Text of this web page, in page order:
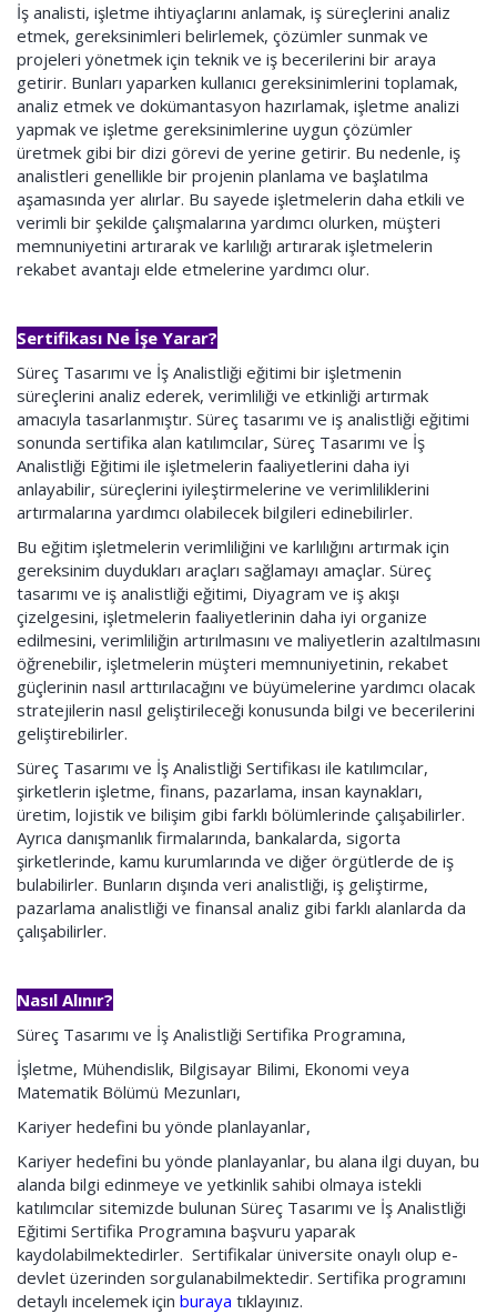
İş analisti, işletme ihtiyaçlarını anlamak, iş süreçlerini analiz
etmek, gereksinimleri belirlemek, çözümler sunmak ve
projeleri yönetmek için teknik ve iş becerilerini bir araya
getirir. Bunları yaparken kullanıcı gereksinimlerini toplamak,
analiz etmek ve dokümantasyon hazırlamak, işletme analizi
yapmak ve işletme gereksinimlerine uygun çözümler
üretmek gibi bir dizi görevi de yerine getirir. Bu nedenle, iş
analistleri genellikle bir projenin planlama ve başlatılma
aşamasında yer alırlar. Bu sayede işletmelerin daha etkili ve
verimli bir şekilde çalışmalarına yardımcı olurken, müşteri
memnuniyetini artırarak ve karlılığı artırarak işletmelerin
rekabet avantajı elde etmelerine yardımcı olur.
Sertifikası Ne İşe Yarar?
Süreç Tasarımı ve İş Analistliği eğitimi bir işletmenin
süreçlerini analiz ederek, verimliliği ve etkinliği artırmak
amacıyla tasarlanmıştır. Süreç tasarımı ve iş analistliği eğitimi
sonunda sertifika alan katılımcılar, Süreç Tasarımı ve İş
Analistliği Eğitimi ile işletmelerin faaliyetlerini daha iyi
anlayabilir, süreçlerini iyileştirmelerine ve verimliliklerini
artırmalarına yardımcı olabilecek bilgileri edinebilirler.
Bu eğitim işletmelerin verimliliğini ve karlılığını artırmak için
gereksinim duydukları araçları sağlamayı amaçlar. Süreç
tasarımı ve iş analistliği eğitimi, Diyagram ve iş akışı
çizelgesini, işletmelerin faaliyetlerinin daha iyi organize
edilmesini, verimliliğin artırılmasını ve maliyetlerin azaltılmasını
öğrenebilir, işletmelerin müşteri memnuniyetinin, rekabet
güçlerinin nasıl arttırılacağını ve büyümelerine yardımcı olacak
stratejilerin nasıl geliştirileceği konusunda bilgi ve becerilerini
geliştirebilirler.
Süreç Tasarımı ve İş Analistliği Sertifikası ile katılımcılar,
şirketlerin işletme, finans, pazarlama, insan kaynakları,
üretim, lojistik ve bilişim gibi farklı bölümlerinde çalışabilirler.
Ayrıca danışmanlık firmalarında, bankalarda, sigorta
şirketlerinde, kamu kurumlarında ve diğer örgütlerde de iş
bulabilirler. Bunların dışında veri analistliği, iş geliştirme,
pazarlama analistliği ve finansal analiz gibi farklı alanlarda da
çalışabilirler.
Nasıl Alınır?
Süreç Tasarımı ve İş Analistliği Sertifika Programına,
İşletme, Mühendislik, Bilgisayar Bilimi, Ekonomi veya
Matematik Bölümü Mezunları,
Kariyer hedefini bu yönde planlayanlar,
Kariyer hedefini bu yönde planlayanlar, bu alana ilgi duyan, bu
alanda bilgi edinmeye ve yetkinlik sahibi olmaya istekli
katılımcılar sitemizde bulunan Süreç Tasarımı ve İş Analistliği
Eğitimi Sertifika Programına başvuru yaparak
kaydolabilmektedirler. Sertifikalar üniversite onaylı olup e-
devlet üzerinden sorgulanabilmektedir. Sertifika programını
detaylı incelemek için buraya tıklayınız.